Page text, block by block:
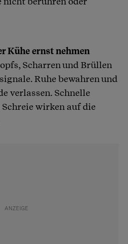
Kühe ernst nehmen
Scharren und Brüllen
Ruhe bewahren und
verlassen. Schnelle
Schreie wirken auf die